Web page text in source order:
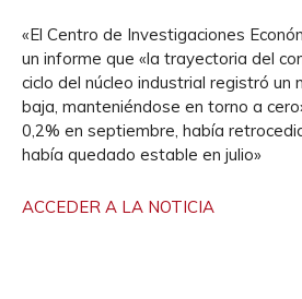
«El Centro de Investigaciones
un informe que «la trayectoria del
ciclo del núcleo industrial registró un
baja, manteniéndose en torno a
0,2% en septiembre, había
había quedado estable en julio»
ACCEDER A LA NOTICIA